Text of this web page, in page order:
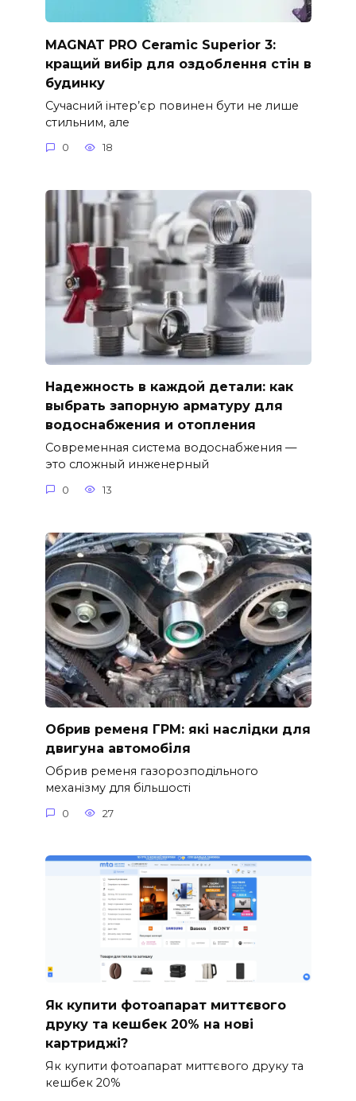
MAGNAT PRO Ceramic Superior 3:
кращий вибір для оздоблення стін в
будинку
Сучасний інтер’єр повинен бути не лише
стильним, але
0 18
Надежность в каждой детали: как
выбрать запорную арматуру для
водоснабжения и отопления
Современная система водоснабжения —
это сложный инженерный
0 13
Обрив ременя ГРМ: які наслідки для
двигуна автомобіля
Обрив ременя газорозподільного
механізму для більшості
0 27
Як купити фотоапарат миттєвого
друку та кешбек 20% на нові
картриджі?
Як купити фотоапарат миттєвого друку та
кешбек 20%